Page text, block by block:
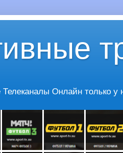
Онлайн только у